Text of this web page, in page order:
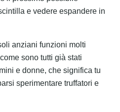
e vedere espandere in
anziani funzioni molti
sono tutti già stati
e donne, che significa tu
sperimentare truffatori e